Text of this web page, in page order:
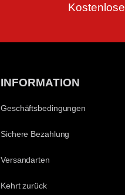
INFORMATION
Geschäftsbedingungen
Sichere Bezahlung
Versandarten
Kehrt zurück